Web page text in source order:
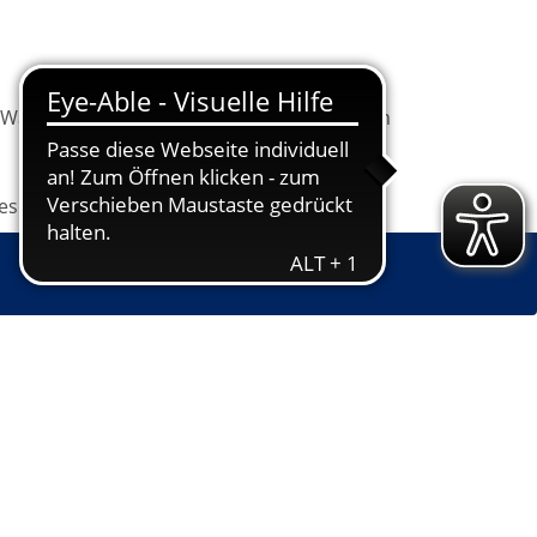
Warenkorb Information Programm
Grundbildung Jugendkunstschule